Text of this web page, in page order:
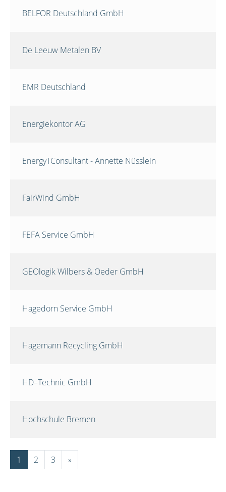
BELFOR Deutschland GmbH
De Leeuw Metalen BV
EMR Deutschland
Energiekontor AG
EnergyTConsultant - Annette Nüsslein
FairWind GmbH
FEFA Service GmbH
GEOlogik Wilbers & Oeder GmbH
Hagedorn Service GmbH
Hagemann Recycling GmbH
HD–Technic GmbH
Hochschule Bremen
1 2 3 »